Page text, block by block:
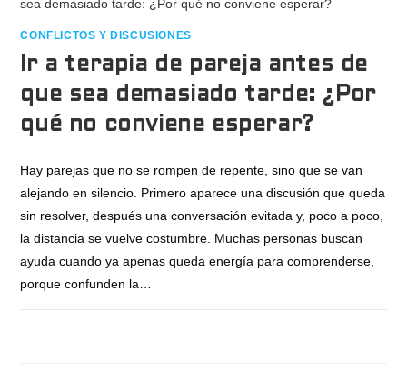
CONFLICTOS Y DISCUSIONES
Ir a terapia de pareja antes de
que sea demasiado tarde: ¿Por
qué no conviene esperar?
Hay parejas que no se rompen de repente, sino que se van
alejando en silencio. Primero aparece una discusión que queda
sin resolver, después una conversación evitada y, poco a poco,
la distancia se vuelve costumbre. Muchas personas buscan
ayuda cuando ya apenas queda energía para comprenderse,
porque confunden la…